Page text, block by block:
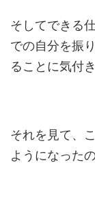
そしてできる
での自分を振
ることに気付き
それを見て、
ようになった